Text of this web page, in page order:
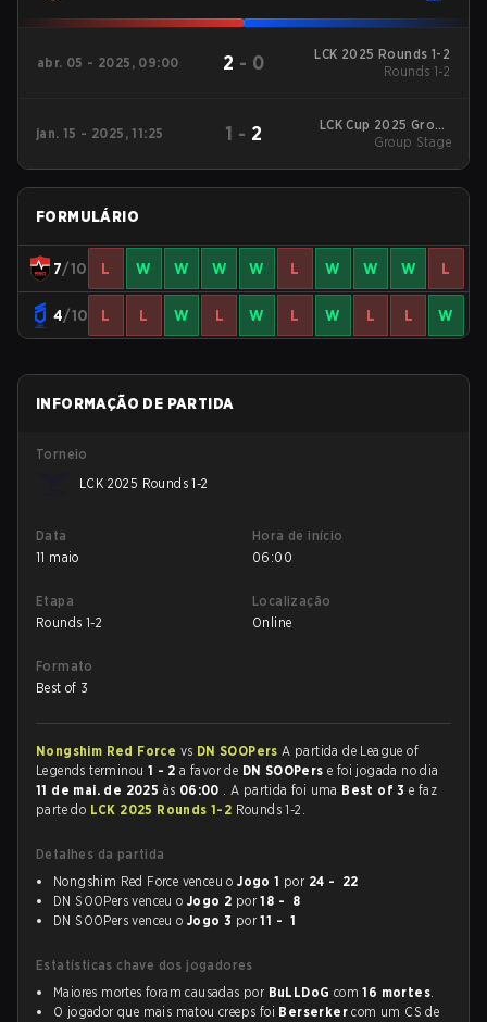
abr. 05 - 2025, 09:00 2 - 0
LCK 2025 Rounds 1-2
Rounds 1-2
jan. 15 - 2025, 11:25 1 - 2
LCK Cup 2025 Group
Stage
Group Stage
FORMULÁRIO
7/10 L W W W W L W W W L
4/10 L L W L W L W L L W
INFORMAÇÃO DE PARTIDA
Torneio
LCK 2025 Rounds 1-2
Data
11 maio
Hora de início
06:00
Etapa
Rounds 1-2
Localização
Online
Formato
Best of 3
Nongshim Red Force vs DN SOOPersA partida de League of
Legends terminou 1 - 2 a favor de DN SOOPerse foi jogada no dia
11 de mai. de 2025 às 06:00 . A partida foi uma Best of 3e faz
parte do LCK 2025 Rounds 1-2 Rounds 1-2.
Detalhes da partida
Nongshim Red Force venceu oJogo 1 por 24 - 22
DN SOOPers venceu o Jogo 2 por18 - 8
DN SOOPers venceu o Jogo 3 por11 - 1
Estatísticas chave dos jogadores
Maiores mortes foram causadas por BuLLDoG com16 mortes.
O jogador que mais matou creeps foi Berserker com um CS de